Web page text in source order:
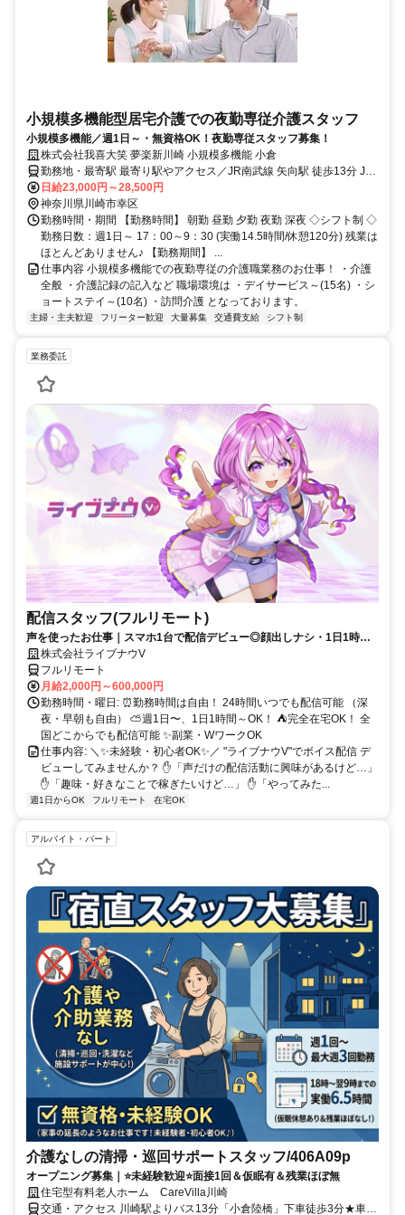
小規模多機能型居宅介護での夜勤専従介護スタッフ
小規模多機能／週1日～・無資格OK！夜勤専従スタッフ募集！
株式会社我喜大笑 夢楽新川崎 小規模多機能 小倉
勤務地・最寄駅 最寄り駅やアクセス／JR南武線 矢向駅 徒歩13分 JR
湘南新宿ライン 新川崎駅 徒歩14分
日給23,000円～28,500円
神奈川県川崎市幸区
勤務時間・期間 【勤務時間】 朝勤 昼勤 夕勤 夜勤 深夜 ◇シフト制 ◇
勤務日数：週1日～ 17：00～9：30 (実働14.5時間/休憩120分) 残業は
ほとんどありません♪ 【勤務期間】 ...
仕事内容 小規模多機能での夜勤専従の介護職業務のお仕事！ ・介護
全般 ・介護記録の記入など 職場環境は ・デイサービス～(15名) ・シ
ョートステイ～(10名) ・訪問介護 となっております。
主婦・主夫歓迎 フリーター歓迎 大量募集 交通費支給 シフト制
業務委託
配信スタッフ(フルリモート)
声を使ったお仕事｜スマホ1台で配信デビュー◎顔出しナシ・1日1時間
～OK♪
株式会社ライブナウV
フルリモート
月給2,000円～600,000円
勤務時間・曜日: ⏰勤務時間は自由！ 24時間いつでも配信可能 （深
夜・早朝も自由） ⛅週1日〜、1日1時間～OK！ ⛺完全在宅OK！ 全
国どこからでも配信可能 ✨副業・WワークOK
仕事内容: ＼✨未経験・初心者OK✨／ "ライブナウV"でボイス配信 デ
ビューしてみませんか？ ✋「声だけの配信活動に興味があるけど…」
✋「趣味・好きなことで稼ぎたいけど…」 ✋「やってみた...
週1日からOK フルリモート 在宅OK
アルバイト・パート
介護なしの清掃・巡回サポートスタッフ/406A09p
オープニング募集｜⭐未経験歓迎⭐面接1回＆仮眠有＆残業ほぼ無
住宅型有料老人ホーム CareVilla川崎
交通・アクセス 川崎駅よりバス13分「小倉陸橋」下車徒歩3分★車・